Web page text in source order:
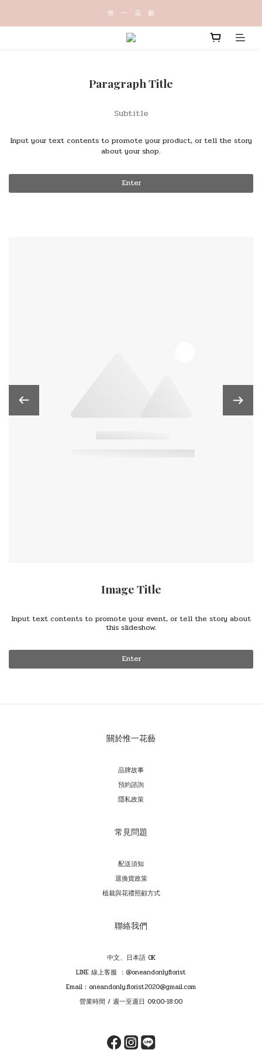
惟   一   花   藝
Paragraph Title
Subtitle
Input your text contents to promote your product, or tell the story
about your shop.
Enter
Image Title
Input text contents to promote your event, or tell the story about
this slideshow.
Enter
關於惟一花藝
品牌故事
預約諮詢
隱私政策
常見問題
配送須知
退換貨政策
植栽與花禮照顧方式
聯絡我們
中文、日本語 OK
LINE 線上客服 ：@oneandonlyflorist
Email：oneandonly.florist2020@gmail.com
營業時間 / 週一至週日 09:00-18:00